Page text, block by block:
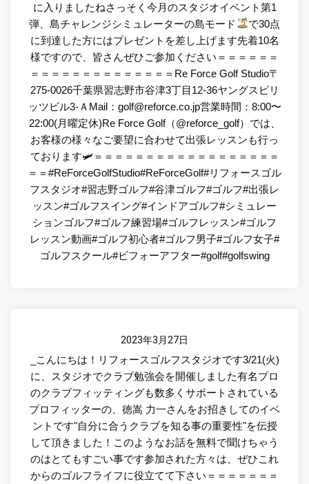
に入りましたねさっそく今月のスタジオイベント第1
弾、島チャレンジシミュレーターの島モード
で30点
に到達した方にはプレゼントを差し上げます先着10名
様ですので、皆さんぜひご参加ください＝＝＝＝＝＝
＝＝＝＝＝＝＝＝＝＝＝＝＝＝Re Force Golf Studio〒
275-0026千葉県習志野市谷津3丁目12-36ヤングスピリ
ッツビル3-ＡMail：golf@reforce.co.jp営業時間：8:00〜
22:00(月曜定休)Re Force Golf（@reforce_golf）では、
お客様の様々なご要望に合わせて出張レッスンも行っ
ております🛩＝＝＝＝＝＝＝＝＝＝＝＝＝＝＝＝＝＝
＝＝#ReForceGolfStudio#ReForceGolf#リフォースゴル
フスタジオ#習志野ゴルフ#谷津ゴルフ#ゴルフ#出張レ
ッスン#ゴルフスイング#インドアゴルフ#シミュレー
ションゴルフ#ゴルフ練習場#ゴルフレッスン#ゴルフ
レッスン動画#ゴルフ初心者#ゴルフ男子#ゴルフ女子#
ゴルフスクール#ビフォーアフター#golf#golfswing
2023年3月27日
_こんにちは！リフォースゴルフスタジオです3/21(火)
に、スタジオでクラブ勉強会を開催しました️有名プロ
のクラブフィッティングも数多くサポートされている
プロフィッターの、徳嵩 力一さんをお招きしてのイベ
ントです"自分に合うクラブを知る事の重要性"を伝授
して頂きました！このようなお話を無料で聞けちゃう
のはとてもすごい事です参加された方々は、ぜひこれ
からのゴルフライフに役立てて下さい＝＝＝＝＝＝＝